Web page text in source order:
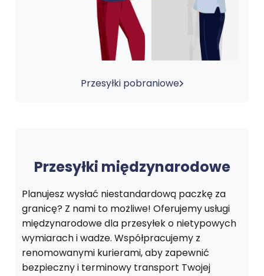
Przesyłki pobraniowe
Przesyłki międzynarodowe
Planujesz wysłać niestandardową paczkę za
granicę? Z nami to możliwe! Oferujemy usługi
międzynarodowe dla przesyłek o nietypowych
wymiarach i wadze. Współpracujemy z
renomowanymi kurierami, aby zapewnić
bezpieczny i terminowy transport Twojej